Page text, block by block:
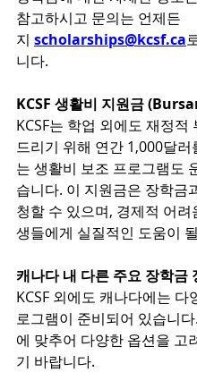
참고하시고 문의는 언제든
지 scholarships@kcsf.ca
니다.
KCSF 생활비 지원금
KCSF는 학업 외에도 재정적
드리기 위해 연간 1,000달러
는 생활비 보조 프로그램도
습니다. 이 지원금은 장학금
청할 수 있으며, 경제적 어려
생들에게 실질적인 도움이
캐나다 내 다른 주요 장학금
KCSF 외에도 캐나다에는 다
로그램이 준비되어 있습니
에 맞추어 다양한 옵션을 고
기 바랍니다.